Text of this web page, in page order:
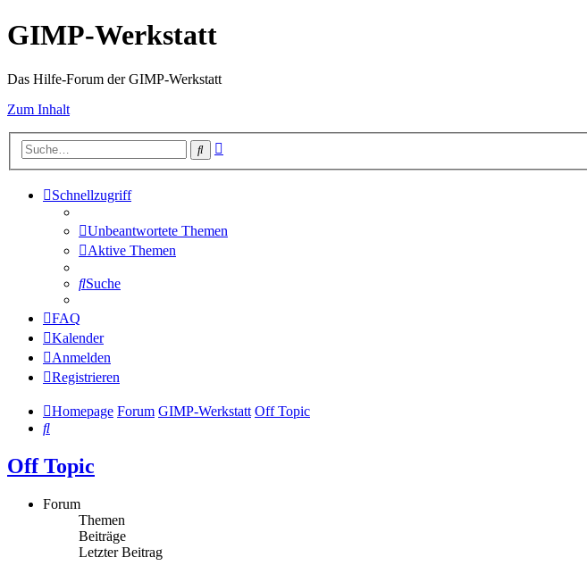
GIMP-Werkstatt
Das Hilfe-Forum der GIMP-Werkstatt
Zum Inhalt
Suche
Schnellzugriff
Unbeantwortete Themen
Aktive Themen
Suche
FAQ
Kalender
Anmelden
Registrieren
Homepage Forum GIMP-Werkstatt Off Topic
Suche
Off Topic
Forum
Themen
Beiträge
Letzter Beitrag